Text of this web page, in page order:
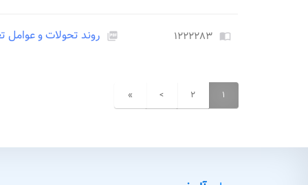
import_contacts ۱۲۲۲۲۸۳ picture_as_pdf روند تحولات و عوامل
۱ ۲ >
»